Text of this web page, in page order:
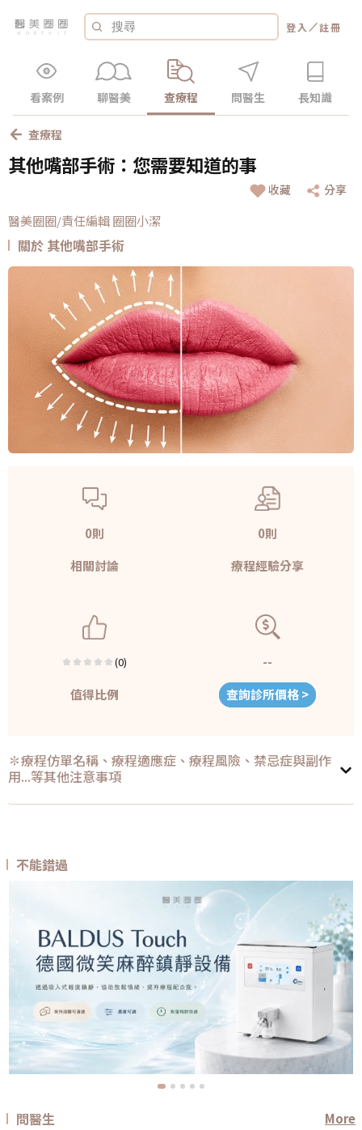
登入 ／註冊
看案例 聊醫美 查療程 問醫生 長知識
查療程
其他嘴部手術：您需要知道的事
收藏 分享
醫美圈圈/責任編輯 圈圈小潔
關於 其他嘴部手術
0則
相關討論
0則
療程經驗分享
(0)
值得比例
--
查詢診所價格 >
✽療程仿單名稱、療程適應症、療程風險、禁忌症與副作
用...等其他注意事項
不能錯過
問醫生 More